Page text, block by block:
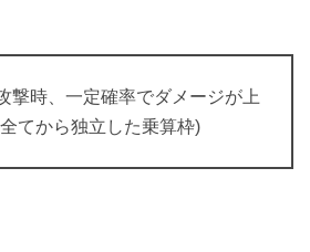
撃時、一定確率でダメージが上
てから独立した乗算枠)